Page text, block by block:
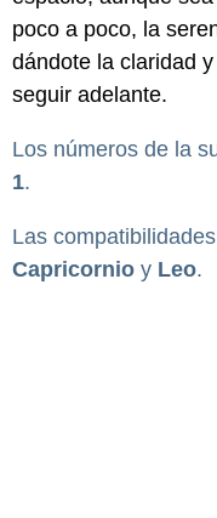
poco a poco, la
dándote la claridad
seguir adelante.
Los números de la
1.
Las
Capricornio y Leo.